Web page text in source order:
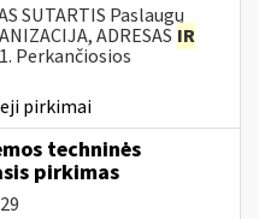
SUTARTIS Paslaugų
ADRESAS IR
Perkančiosios
pirkimai
techninės
pirkimas